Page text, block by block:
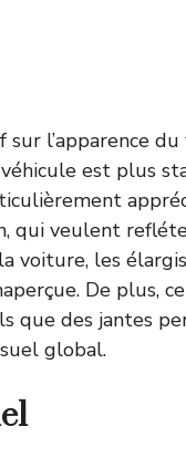
l’apparence
est plus
qui veulent
voiture, les
De plus,
que des jantes
global.